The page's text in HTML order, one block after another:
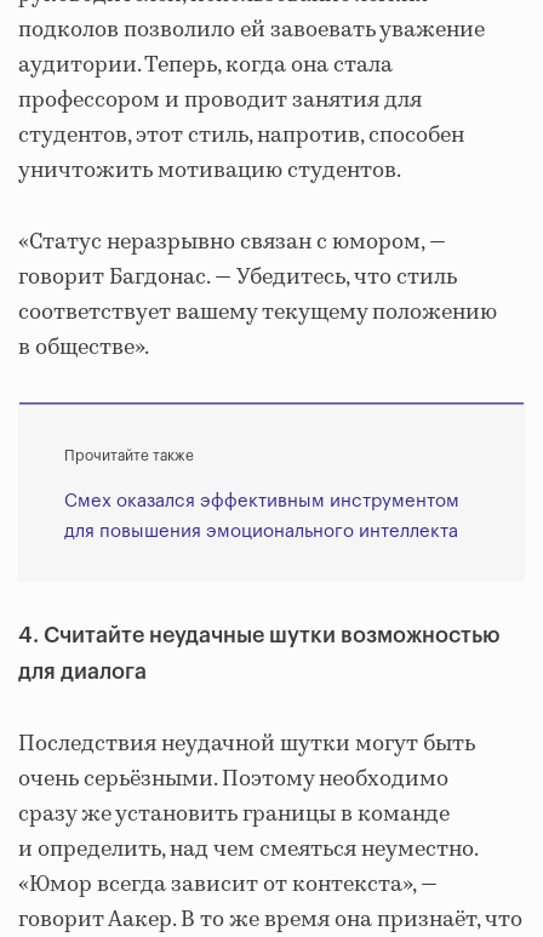
подколов позволило ей завоевать уважение
аудитории. Теперь, когда она стала
профессором и проводит занятия для
студентов, этот стиль, напротив, способен
уничтожить мотивацию студентов.
«Статус неразрывно связан с юмором, ―
говорит Багдонас. ― Убедитесь, что стиль
соответствует вашему текущему положению
в обществе».
Прочитайте также
Смех оказался эффективным инструментом
для повышения эмоционального интеллекта
4. Считайте неудачные шутки возможностью
для диалога
Последствия неудачной шутки могут быть
очень серьёзными. Поэтому необходимо
сразу же установить границы в команде
и определить, над чем смеяться неуместно.
«Юмор всегда зависит от контекста», ―
говорит Аакер. В то же время она признаёт, что